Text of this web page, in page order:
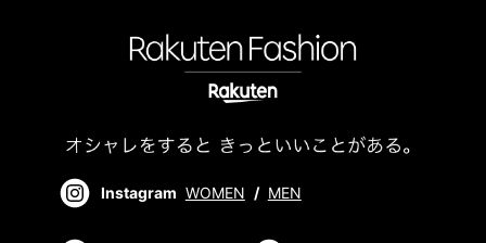
Instagram WOMEN / MEN